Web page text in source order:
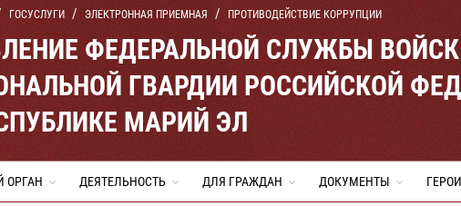
ГОСУСЛУГИ ЭЛЕКТРОННАЯ ПРИЕМНАЯ ПРОТИВОДЕЙСТВИЕ КОРРУПЦИИ
ФЕДЕРАЛЬНОЙ СЛУЖБЫ ВОЙСК
ГВАРДИИ РОССИЙСКОЙ
МАРИЙ ЭЛ
ОРГАН ДЕЯТЕЛЬНОСТЬ ДЛЯ ГРАЖДАН ДОКУМЕНТЫ ГЕРОИ